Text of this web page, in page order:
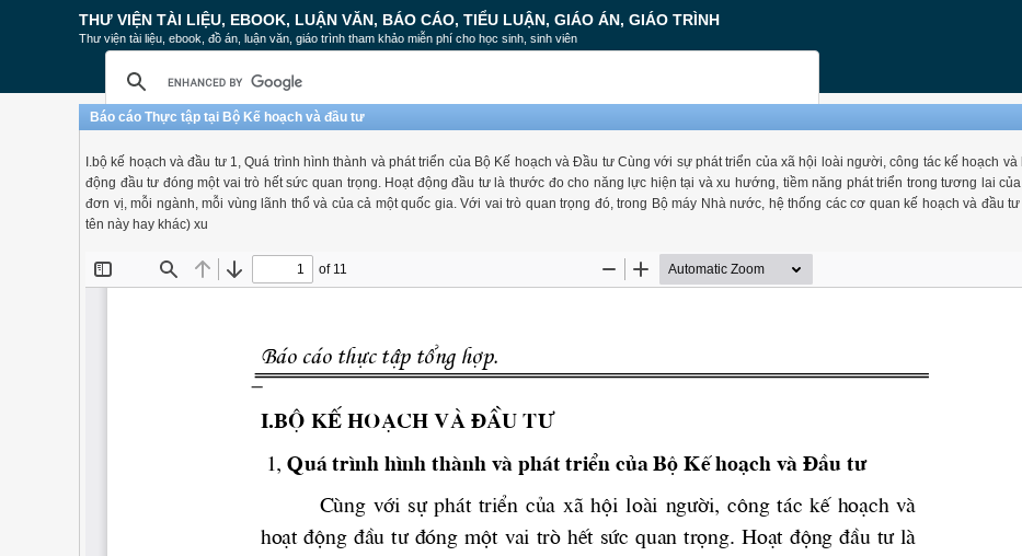
THƯ VIỆN TÀI LIỆU, EBOOK, LUẬN VĂN, BÁO CÁO, TIỂU LUẬN, GIÁO ÁN, GIÁO TRÌNH
Thư viện tài liệu, ebook, đồ án, luận văn, giáo trình tham khảo miễn phí cho học sinh, sinh viên
Báo cáo Thực tập tại Bộ Kế hoạch và đầu tư
I.bộ kế hoạch và đầu tư 1, Quá trình hình thành và phát triển của Bộ Kế hoạch và Đầu tư Cùng với sự phát triển của xã hội loài người, công tác kế hoạch và
động đầu tư đóng một vai trò hết sức quan trọng. Hoạt động đầu tư là thước đo cho năng lực hiện tại và xu hướng, tiềm năng phát triển trong tương lai
đơn vị, mỗi ngành, mỗi vùng lãnh thổ và của cả một quốc gia. Với vai trò quan trọng đó, trong Bộ máy Nhà nước, hệ thống các cơ quan kế hoạch và đầu
tên này hay khác) xu